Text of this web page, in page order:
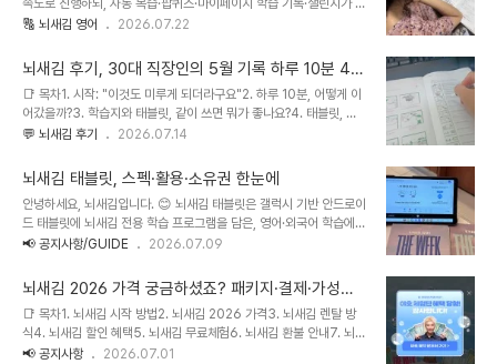
서 진입하시는 경우가 가장 많습니다.레벨테스트로 듣기·말하기·발음·어휘..
속도로 진행하되, 자동 복습·팝퀴즈·마이페이지 학습 기록·챌린지가 다
음 학습으로 이어 주는 지속 설계형 학습 방식입니다.외국어 학습을 준
일 이어갈 수 있을까요? 처음의 재미가 사라진 뒤에도 계속 켜게 될까
요?"답은 생각보다 단순합니다. 학습을 오래 끌고 가는 힘은 특별한 결
심이 아니라, 다시 시작하기 쉽게 만들어 둔 환경에서 나옵니다. 오늘
은 뇌새김이 '지속'이라는 과제를 어떤 장치로 풀고 있는지, 실제 기능
과 데이터를 함께 정리해 드리겠습니다.📑 목차1. 뇌새김 자기주도학
마나 했는지 어디서 확인하나요?..
🔠 뇌새김 영어 2026.07.22
뇌새김 후기, 30대 직장인의 5월 기록 하루 10분 4주
완주기
📑 목차1. 시작: "이것도 미루게 되더라구요"2. 하루 10분, 어떻게 이
어갔을까?3. 학습지와 태블릿, 같이 쓰면 뭐가 좋나요?4. 태블릿, 뇌
새김 학습만 되나요?5. 4주 뒤, 무엇이 달라졌나요?6. 주차별 학습 기
잘 맞는 분9. 자주 묻는 질문 (FAQ)안녕하세요, 뇌새김입니다.뇌새김
은 좌우뇌 이미지 연상법과 실시간 AI 발음 교정을 결합해, 직접 말하
며 익히는 올인원 외국어 학습 시스템입니다. 오늘은 광고나 요약이 아
니라, 실제 챌린지 참여자 한 분이 4주 동안 남긴 학습 기록을 그대로
따라가 보려고 합니다. 시작할 때 스스로를 "미룸쟁이"라고 부르던 분
이..
💬 뇌새김 후기 2026.07.14
뇌새김 태블릿, 스펙·활용·소유권 한눈에
안녕하세요, 뇌새김입니다. 😊 뇌새김 태블릿은 갤럭시 기반 안드로이
드 태블릿에 뇌새김 전용 학습 프로그램을 담은, 영어·외국어 학습에
최적화된 학습기입니다. "요즘은 폰 앱으로도 공부하는데 왜 굳이 태
그리고 렌탈이 끝난 뒤 소유권까지 한 번에 정리해 드립니다.📑 목차1.
왜 스마트폰이 아니라 전용 태블릿인가요?2. 뇌새김 태블릿 사양은 어
떻게 되나요?3. 유튜브·넷플릭스 같은 일반 앱도 되나요?4. 렌탈이 끝
나면 태블릿을 반납해야 하나요?5. 자주 묻는 질문 (FAQ)1. 왜 스마
트폰이 아니라 전용 태블릿인가요?공부를 방해하는 알림에서 물리적
📢 공지사항/GUIDE 2026.07.09
뇌새김 2026 가격 궁금하셨죠? 패키지·결제·가성비
까지 정리했습니다
📑 목차1. 뇌새김 시작 방법2. 뇌새김 2026 가격3. 뇌새김 렌탈 방
식4. 뇌새김 할인 혜택5. 뇌새김 무료체험6. 뇌새김 환불 안내7. 뇌새
김 약정·해지8. 뇌새김 평생 가성비9. 뇌새김 알뜰하게 이용하는 팁
📢 공지사항 2026.07.01